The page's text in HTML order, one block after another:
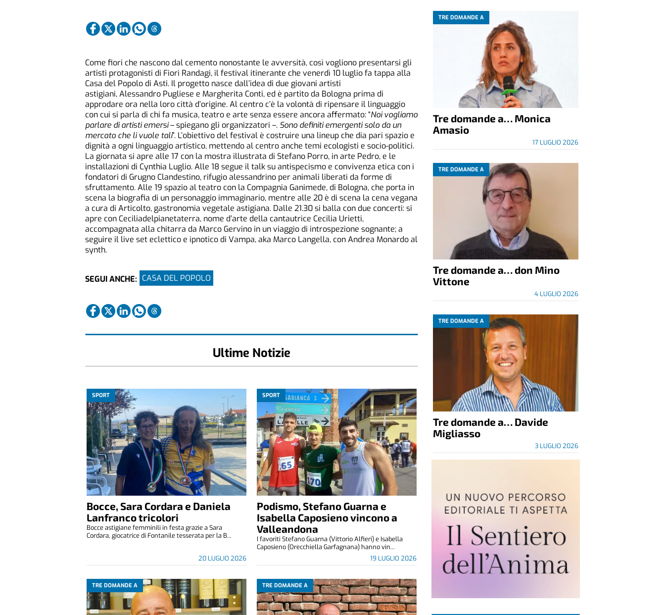
Come fiori che nascono dal cemento nonostante le avversità, così vogliono presentarsi gli
artisti protagonisti di Fiori Randagi, il festival itinerante che venerdì 10 luglio fa tappa alla
Casa del Popolo di Asti. Il progetto nasce dall’idea di due giovani artisti
astigiani, Alessandro Pugliese e Margherita Conti, ed è partito da Bologna prima di
approdare ora nella loro città d’origine. Al centro c’è la volontà di ripensare il linguaggio
con cui si parla di chi fa musica, teatro e arte senza essere ancora affermato: “Noi vogliamo
parlare di artisti emersi– spiegano gli organizzatori –. Sono definiti emergenti solo da un
mercato che li vuole tali”. L’obiettivo del festival è costruire una lineup che dia pari spazio e
dignità a ogni linguaggio artistico, mettendo al centro anche temi ecologisti e socio-politici.
La giornata si apre alle 17 con la mostra illustrata di Stefano Porro, in arte Pedro, e le
installazioni di Cynthia Luglio. Alle 18 segue il talk su antispecismo e convivenza etica con i
fondatori di Grugno Clandestino, rifugio alessandrino per animali liberati da forme di
sfruttamento. Alle 19 spazio al teatro con la Compagnia Ganimede, di Bologna, che porta in
scena la biografia di un personaggio immaginario, mentre alle 20 è di scena la cena vegana
a cura di Articolto, gastronomia vegetale astigiana. Dalle 21.30 si balla con due concerti: si
apre con Ceciliadelpianetaterra, nome d’arte della cantautrice Cecilia Urietti,
accompagnata alla chitarra da Marco Gervino in un viaggio di introspezione sognante; a
seguire il live set eclettico e ipnotico di Vampa, aka Marco Langella, con Andrea Monardo al
synth.
SEGUI ANCHE: CASA DEL POPOLO
Ultime Notizie
SPORT
Bocce, Sara Cordara e Daniela
Lanfranco tricolori
20 LUGLIO 2026
Bocce astigiane femminili in festa grazie a Sara
Cordara, giocatrice di Fontanile tesserata per la B...
SPORT
Podismo, Stefano Guarna e
Isabella Caposieno vincono a
Valleandona
19 LUGLIO 2026
I favoriti Stefano Guarna (Vittorio Alfieri) e Isabella
Caposieno (Orecchiella Garfagnana) hanno vin...
TRE DOMANDE A TRE DOMANDE A
TRE DOMANDE A
Tre domande a… Monica
Amasio
17 LUGLIO 2026
TRE DOMANDE A
Tre domande a… don Mino
Vittone
4 LUGLIO 2026
TRE DOMANDE A
Tre domande a… Davide
Migliasso
3 LUGLIO 2026